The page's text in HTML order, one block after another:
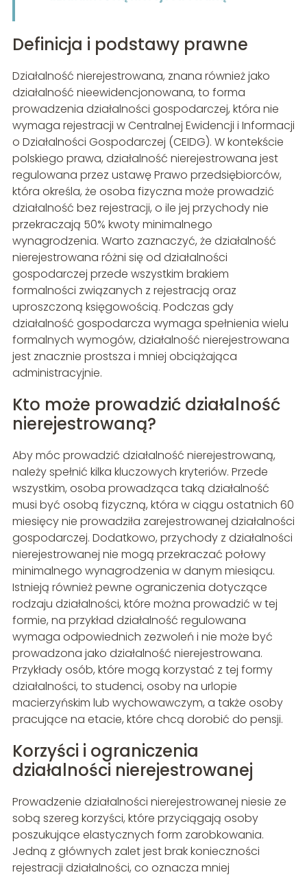
Definicja i podstawy prawne
Działalność nierejestrowana, znana również jako
działalność nieewidencjonowana, to forma
prowadzenia działalności gospodarczej, która nie
wymaga rejestracji w Centralnej Ewidencji i Informacji
o Działalności Gospodarczej (CEIDG). W kontekście
polskiego prawa, działalność nierejestrowana jest
regulowana przez ustawę Prawo przedsiębiorców,
która określa, że osoba fizyczna może prowadzić
działalność bez rejestracji, o ile jej przychody nie
przekraczają 50% kwoty minimalnego
wynagrodzenia. Warto zaznaczyć, że działalność
nierejestrowana różni się od działalności
gospodarczej przede wszystkim brakiem
formalności związanych z rejestracją oraz
uproszczoną księgowością. Podczas gdy
działalność gospodarcza wymaga spełnienia wielu
formalnych wymogów, działalność nierejestrowana
jest znacznie prostsza i mniej obciążająca
administracyjnie.
Kto może prowadzić działalność
nierejestrowaną?
Aby móc prowadzić działalność nierejestrowaną,
należy spełnić kilka kluczowych kryteriów. Przede
wszystkim, osoba prowadząca taką działalność
musi być osobą fizyczną, która w ciągu ostatnich 60
miesięcy nie prowadziła zarejestrowanej działalności
gospodarczej. Dodatkowo, przychody z działalności
nierejestrowanej nie mogą przekraczać połowy
minimalnego wynagrodzenia w danym miesiącu.
Istnieją również pewne ograniczenia dotyczące
rodzaju działalności, które można prowadzić w tej
formie, na przykład działalność regulowana
wymaga odpowiednich zezwoleń i nie może być
prowadzona jako działalność nierejestrowana.
Przykłady osób, które mogą korzystać z tej formy
działalności, to studenci, osoby na urlopie
macierzyńskim lub wychowawczym, a także osoby
pracujące na etacie, które chcą dorobić do pensji.
Korzyści i ograniczenia
działalności nierejestrowanej
Prowadzenie działalności nierejestrowanej niesie ze
sobą szereg korzyści, które przyciągają osoby
poszukujące elastycznych form zarobkowania.
Jedną z głównych zalet jest brak konieczności
rejestracji działalności, co oznacza mniej